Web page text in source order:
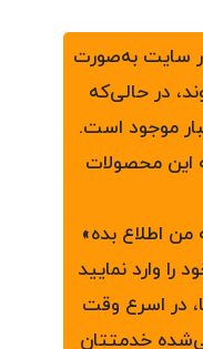
سایت به‌صورت
در حالی‌که
موجود است.
این محصولات
اطلاع بده»
وارد نمایید
در اسرع وقت
خدمتتان